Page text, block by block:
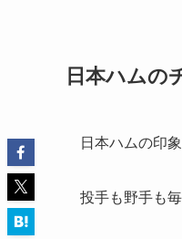
日本ハムの
日本ハムの印
投手も野手も